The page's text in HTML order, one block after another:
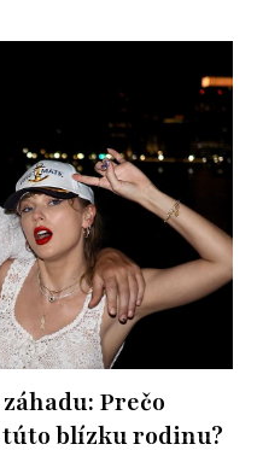
Prečo
blízku rodinu?